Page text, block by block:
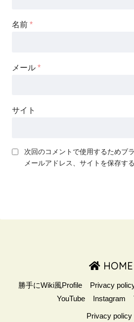
名前 *
メール *
サイト
次回のコメントで使用するためブ
メールアドレス、サイトを保存する
HOME
勝手にWiki風Profile Privacy
YouTube
Instagram
Privacy policy